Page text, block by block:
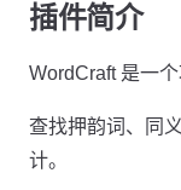
插件简介
WordCraft 是一
查找押韵词、同
计。